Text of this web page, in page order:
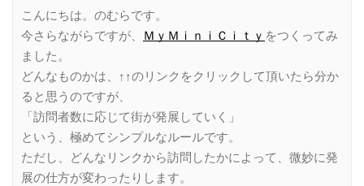
こんにちは。のむらです。
今さらながらですが、
ＭｙＭｉｎｉＣｉｔｙ をつくってみ
ました。
どんなものかは、↑↑のリンクをクリックして頂いたら分か
ると思うのですが、
「訪問者数に応じて街が発展していく」
という、極めてシンプルなルールです。
ただし、どんなリンクから訪問したかによって、微妙に発
展の仕方が変わったりします。